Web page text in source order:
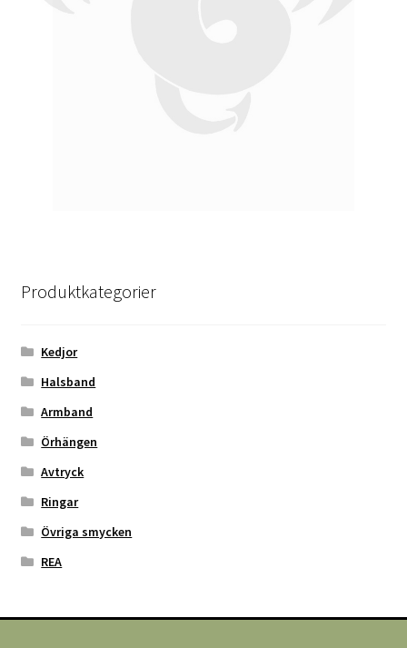
Produktkategorier
Kedjor
Halsband
Armband
Örhängen
Avtryck
Ringar
Övriga smycken
REA